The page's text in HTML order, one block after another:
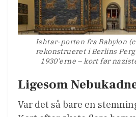
Ishtar-porten fra Babylon
rekonstrueret i Berlins
1930’erne – kort før
Ligesom
Var det så bare en